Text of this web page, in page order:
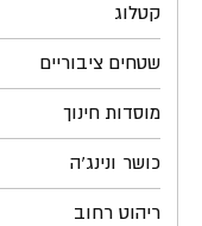
קטלוג
שטחים ציבוריים
מוסדות חינוך
כושר ונינג'ה
ריהוט רחוב